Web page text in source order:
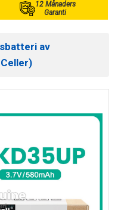
12 Månaders
Garanti
av